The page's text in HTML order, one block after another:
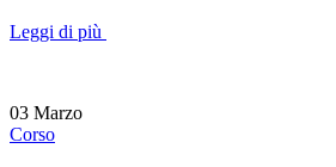
Leggi di più
03 Marzo
Corso